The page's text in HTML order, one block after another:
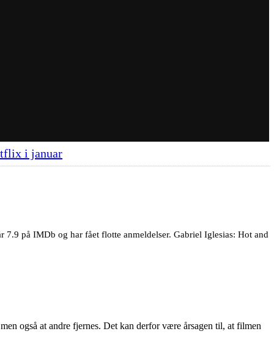
i januar
på IMDb og har fået flotte anmeldelser. Gabriel Iglesias: Hot and
også at andre fjernes. Det kan derfor være årsagen til, at filmen